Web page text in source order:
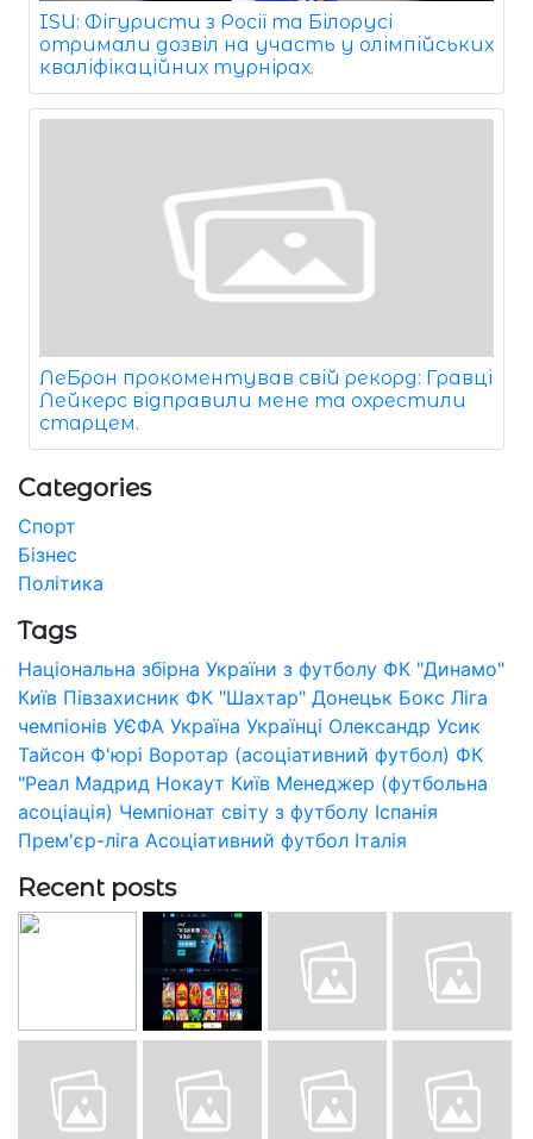
ISU: Фігуристи з Росії та Білорусі
отримали дозвіл на участь у олімпійських
кваліфікаційних турнірах.
ЛеБрон прокоментував свій рекорд: Гравці
Лейкерс відправили мене та охрестили
старцем.
Categories
Спорт
Бізнес
Політика
Tags
Національна збірна України з футболу ФК "Динамо"
Київ Півзахисник ФК "Шахтар" Донецьк Бокс Ліга
чемпіонів УЄФА Україна Українці Олександр Усик
Тайсон Ф'юрі Воротар (асоціативний футбол) ФК
"Реал Мадрид Нокаут Київ Менеджер (футбольна
асоціація) Чемпіонат світу з футболу Іспанія
Прем'єр-ліга Асоціативний футбол Італія
Recent posts